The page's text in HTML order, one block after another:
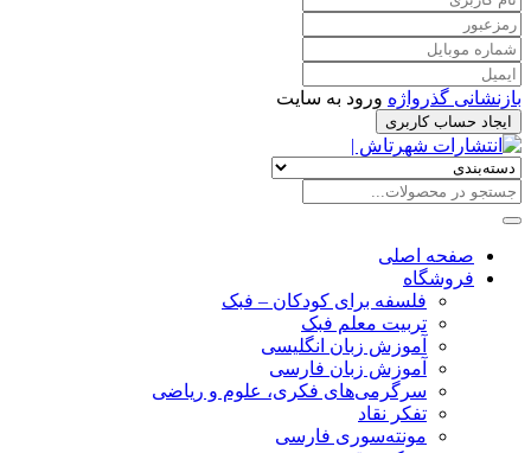
بازنشانی گذرواژه ورود به سایت
ایجاد حساب کاربری
صفحه اصلی
فروشگاه
فلسفه برای کودکان – فبک
تربیت معلم فبک
آموزش زبان انگلیسی
آموزش زبان فارسی
سرگرمی‌های فکری، علوم و ریاضی
تفکر نقاد
مونته‌سوری فارسی